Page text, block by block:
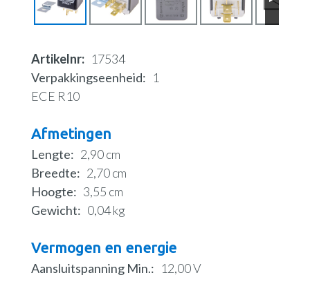
Artikelnr
17534
Verpakkingseenheid
1
ECE R10
Afmetingen
Lengte
2,90 cm
Breedte
2,70 cm
Hoogte
3,55 cm
Gewicht
0,04 kg
Vermogen en energie
Aansluitspanning Min. 12,00 V